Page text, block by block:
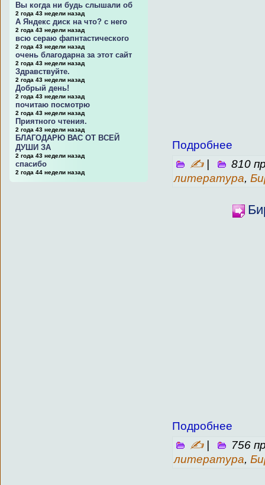
Вы когда ни будь слышали об
2 года 43 недели назад
А Яндекс диск на что? с него
2 года 43 недели назад
всю сераю фапнтастического
2 года 43 недели назад
очень благодарна за этот сайт
2 года 43 недели назад
Здравствуйте.
2 года 43 недели назад
Добрый день!
2 года 43 недели назад
почитаю посмотрю
2 года 43 недели назад
Приятного чтения.
2 года 43 недели назад
БЛАГОДАРЮ ВАС ОТ ВСЕЙ
ДУШИ ЗА
2 года 43 недели назад
спасибо
2 года 44 недели назад
Подробнее
✍|
810
литература,
Подробнее
✍|
756
литература,